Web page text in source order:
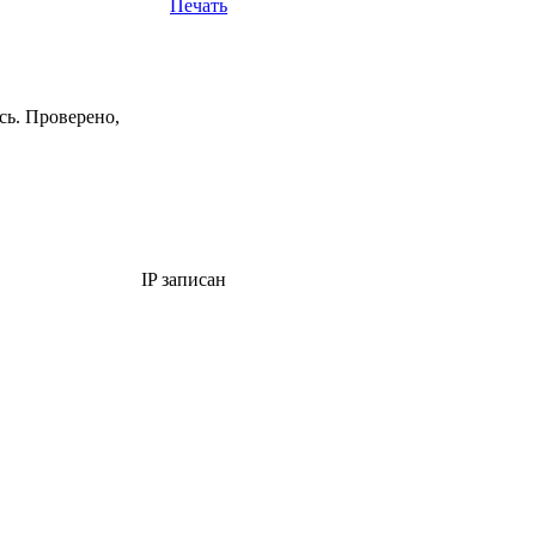
Печать
Проверено,
IP записан